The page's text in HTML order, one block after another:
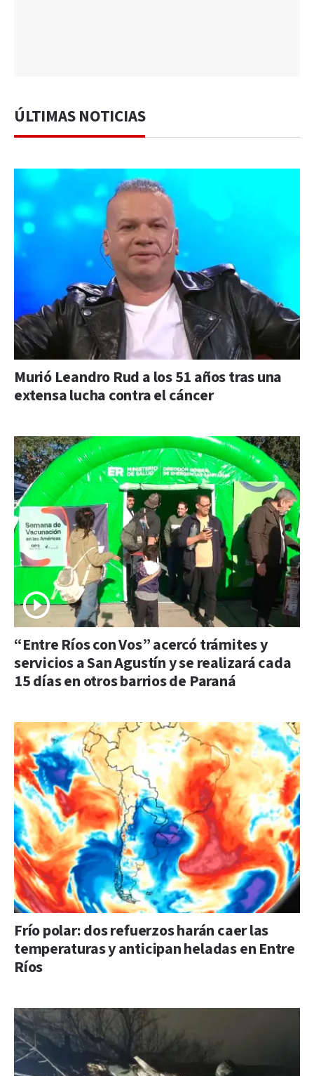
ÚLTIMAS NOTICIAS
Murió Leandro Rud a los 51 años tras una
extensa lucha contra el cáncer
“Entre Ríos con Vos” acercó trámites y
servicios a San Agustín y se realizará cada
15 días en otros barrios de Paraná
Frío polar: dos refuerzos harán caer las
temperaturas y anticipan heladas en Entre
Ríos